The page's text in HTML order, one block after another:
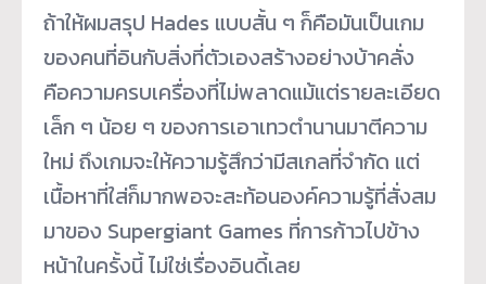
ถ้าให้ผมสรุป Hades แบบสั้น ๆ ก็คือมันเป็นเกม
ของคนที่อินกับสิ่งที่ตัวเองสร้างอย่างบ้าคลั่ง
คือความครบเครื่องที่ไม่พลาดแม้แต่รายละเอียด
เล็ก ๆ น้อย ๆ ของการเอาเทวตำนานมาตีความ
ใหม่ ถึงเกมจะให้ความรู้สึกว่ามีสเกลที่จำกัด แต่
เนื้อหาที่ใส่ก็มากพอจะสะท้อนองค์ความรู้ที่สั่งสม
มาของ Supergiant Games ที่การก้าวไปข้าง
หน้าในครั้งนี้ ไม่ใช่เรื่องอินดี้เลย